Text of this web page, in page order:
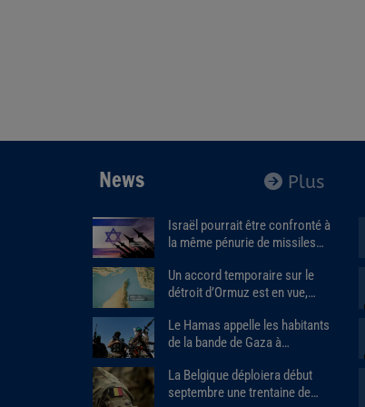
Plus
News
Israël pourrait être confronté à
la même pénurie de missiles
Un accord temporaire sur le
détroit d’Ormuz est en vue,
guerre prendra bientôt fin ».
Le Hamas appelle les habitants
de la bande de Gaza à
des milices armées soutenues
par Israël.
La Belgique déploiera début
septembre une trentaine de